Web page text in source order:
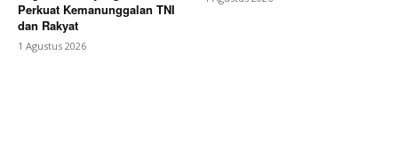
Perkuat Kemanunggalan TNI
dan Rakyat
1 Agustus 2026